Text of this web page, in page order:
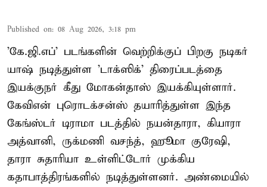
Published on: 08 Aug 2026, 3:18 pm
'கே.ஜி.எப்' படங்களின் வெற்றிக்குப் பிறகு நடிகர்
யாஷ் நடித்துள்ள 'டாக்ஸிக்' திரைப்படத்தை
இயக்குநர் கீது மோகன்தாஸ் இயக்கியுள்ளார்.
கேவிஎன் புரொடக்சன்ஸ் தயாரித்துள்ள இந்த
கேங்ஸ்டர் டிராமா படத்தில் நயன்தாரா, கியாரா
அத்வானி, ருக்மணி வசந்த், ஹூமா குரேஷி,
தாரா சுதாரியா உள்ளிட்டோர் முக்கிய
கதாபாத்திரங்களில் நடித்துள்ளனர். அண்மையில்